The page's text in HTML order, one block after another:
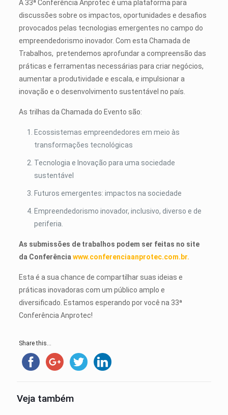
A 33ª Conferência Anprotec é uma plataforma para
discussões sobre os impactos, oportunidades e desafios
provocados pelas tecnologias emergentes no campo do
empreendedorismo inovador. Com esta Chamada de
Trabalhos, pretendemos aprofundar a compreensão das
práticas e ferramentas necessárias para criar negócios,
aumentar a produtividade e escala, e impulsionar a
inovação e o desenvolvimento sustentável no país.
As trilhas da Chamada do Evento são:
Ecossistemas empreendedores em meio às
transformações tecnológicas
Tecnologia e Inovação para uma sociedade
sustentável
Futuros emergentes: impactos na sociedade
Empreendedorismo inovador, inclusivo, diverso e de
periferia.
As submissões de trabalhos podem ser feitas no site
da Conferênciawww.conferenciaanprotec.com.br.
Esta é a sua chance de compartilhar suas ideias e
práticas inovadoras com um público amplo e
diversificado. Estamos esperando por você na 33ª
Conferência Anprotec!
Share this...
Veja também